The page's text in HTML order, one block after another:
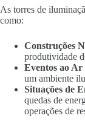
As torres de
como:
Construções
produtividade
Eventos ao
um ambiente
Situações de
quedas de
operações de